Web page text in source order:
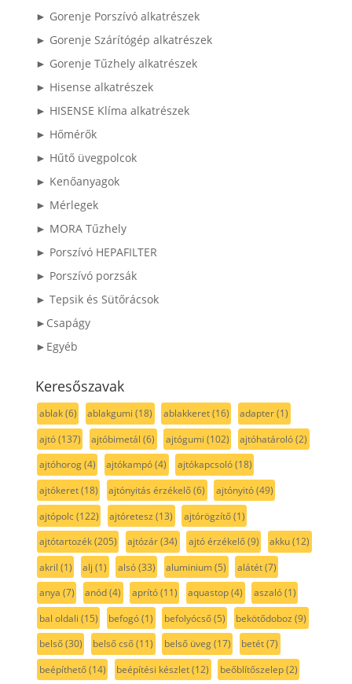
► Gorenje Porszívó alkatrészek
► Gorenje Szárítógép alkatrészek
► Gorenje Tűzhely alkatrészek
► Hisense alkatrészek
► HISENSE Klíma alkatrészek
► Hőmérők
► Hűtő üvegpolcok
► Kenőanyagok
► Mérlegek
► MORA Tűzhely
► Porszívó HEPAFILTER
► Porszívó porzsák
► Tepsik és Sütőrácsok
►Csapágy
►Egyéb
Keresőszavak
ablak(6) ablakgumi (18) ablakkeret(16) adapter(1)
ajtó(137) ajtóbimetál (6) ajtógumi (102) ajtóhatároló(2)
ajtóhorog(4) ajtókampó(4) ajtókapcsoló(18)
ajtókeret(18) ajtónyitás érzékelő(6) ajtónyitó(49)
ajtópolc(122) ajtóretesz (13) ajtórögzítő(1)
ajtótartozék(205) ajtózár(34) ajtó érzékelő(9) akku(12)
akril (1) alj (1) alsó(33) aluminium(5) alátét(7)
anya (7) anód(4) aprító(11) aquastop(4) aszaló(1)
bal oldali (15) befogó(1) befolyócső(5) bekötődoboz (9)
belső(30) belső cső(11) belső üveg(17) betét(7)
beépíthető(14) beépítési készlet(12) beőblítőszelep(2)